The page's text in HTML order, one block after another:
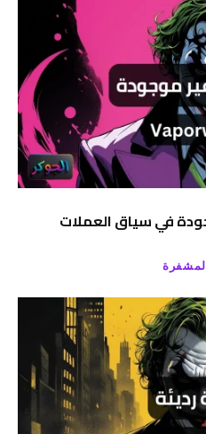
في سياق العملات